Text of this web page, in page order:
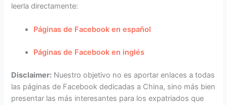
leerla directamente:
Páginas de Facebook en español
Páginas de Facebook en inglés
Disclaimer: Nuestro objetivo no es aportar enlaces a todas
las páginas de Facebook dedicadas a China, sino más bien
presentar las más interesantes para los expatriados que